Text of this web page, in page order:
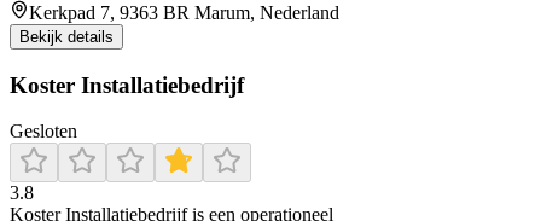
Kerkpad 7, 9363 BR Marum, Nederland
Bekijk details
Koster Installatiebedrijf
Gesloten
3.8
Koster Installatiebedrijf is een operationeel